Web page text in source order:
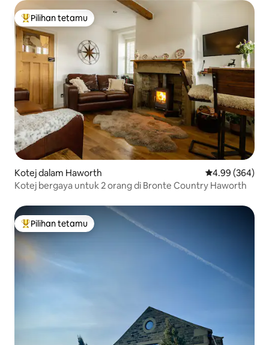
Pilihan utama tetamu
Pilihan tetamu
Kotej dalam Haworth Penarafan
4.99 (364)
Kotej bergaya untuk 2 orang di Bronte Country Haworth
Pilihan utama tetamu
Pilihan tetamu